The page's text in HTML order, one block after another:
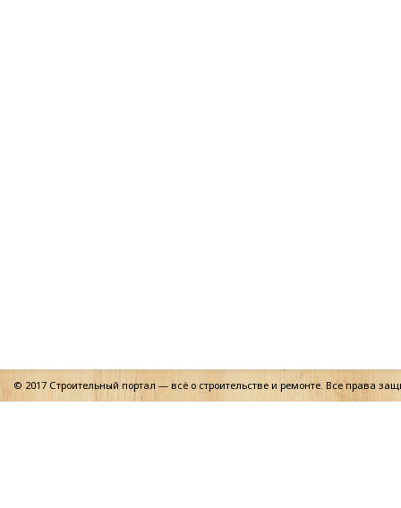
© 2017 Строительный портал — всё о строительстве и ремонте. Все права